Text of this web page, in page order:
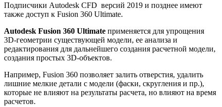
Подписчики Autodesk CFD версий 2019 и позднее имеют
также доступ к Fusion 360 Ultimate.
Autodesk Fusion 360 Ultimate применяется для упрощения
3D-геометрии существующей модели, ее анализа и
редактирования для дальнейшего создания расчетной модели,
создания простых 3D-объектов.
Например, Fusion 360 позволяет залить отверстия, удалить
лишние мелкие детали с модели (фаски, скругления и пр.),
которые не влияют на результаты расчета, но влияют на время
расчетов.